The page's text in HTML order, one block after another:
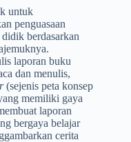
untuk
penguasaan
berdasarkan
laporan buku
dan menulis,
(sejenis peta konsep
memiliki gaya
laporan
bergaya belajar
cerita